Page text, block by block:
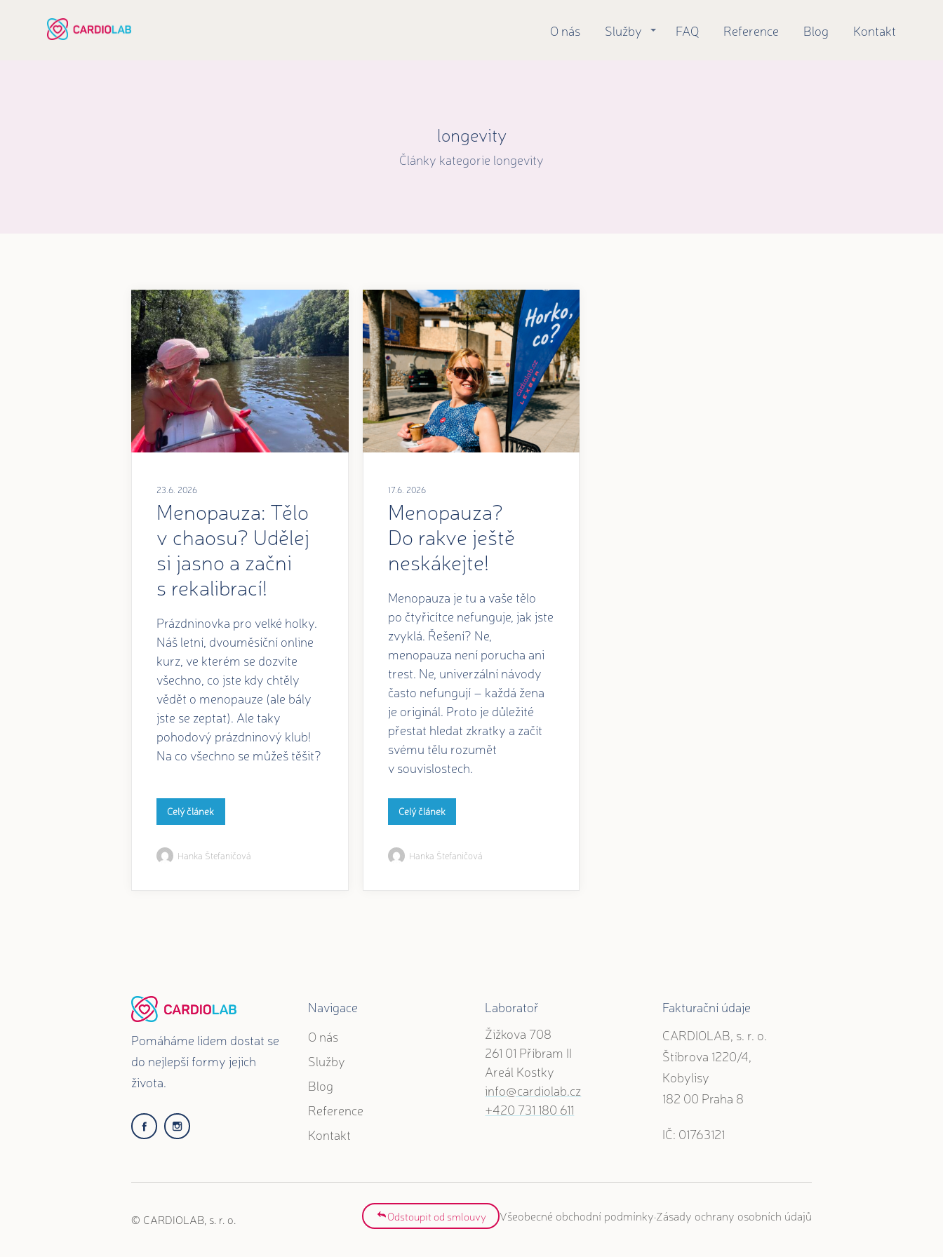
O nás Služby FAQ Reference Blog Kontakt
longevity
Články kategorie longevity
23.6. 2026
Menopauza: Tělo
v chaosu? Udělej
si jasno a začni
s rekalibrací!
Prázdninovka pro velké holky.
Náš letní, dvouměsíční online
kurz, ve kterém se dozvíte
všechno, co jste kdy chtěly
vědět o menopauze (ale bály
jste se zeptat). Ale taky
pohodový prázdninový klub!
Na co všechno se můžeš těšit?
Celý článek
Hanka Štefaničová
17.6. 2026
Menopauza?
Do rakve ještě
neskákejte!
Menopauza je tu a vaše tělo
po čtyřicítce nefunguje, jak jste
zvyklá. Řešení? Ne,
menopauza není porucha ani
trest. Ne, univerzální návody
často nefungují – každá žena
je originál. Proto je důležité
přestat hledat zkratky a začít
svému tělu rozumět
v souvislostech.
Celý článek
Hanka Štefaničová
Pomáháme lidem dostat se
do nejlepší formy jejich
života.
Navigace
O nás
Služby
Blog
Reference
Kontakt
Laboratoř
Žižkova 708
261 01 Příbram II
Areál Kostky
info@cardiolab.cz
+420 731 180 611
Fakturační údaje
CARDIOLAB, s. r. o.
Štíbrova 1220/4,
Kobylisy
182 00 Praha 8
IČ: 01763121
© CARDIOLAB, s. r. o. Odstoupit od smlouvy Všeobecné obchodní podmínky·Zásady ochrany osobních údajů